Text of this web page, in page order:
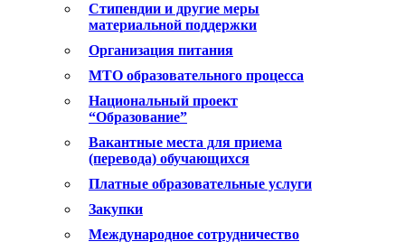
Стипендии и другие меры
материальной поддержки
Организация питания
МТО образовательного процесса
Национальный проект
“Образование”
Вакантные места для приема
(перевода) обучающихся
Платные образовательные услуги
Закупки
Международное сотрудничество